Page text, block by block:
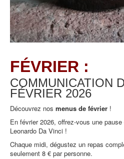
FÉVRIER :
COMMUNICATION
FÉVRIER 2026
Découvrez nos menus de février !
En février 2026, offrez-vous une
Leonardo Da Vinci !
Chaque midi, dégustez un repas
seulement 8 € par personne.